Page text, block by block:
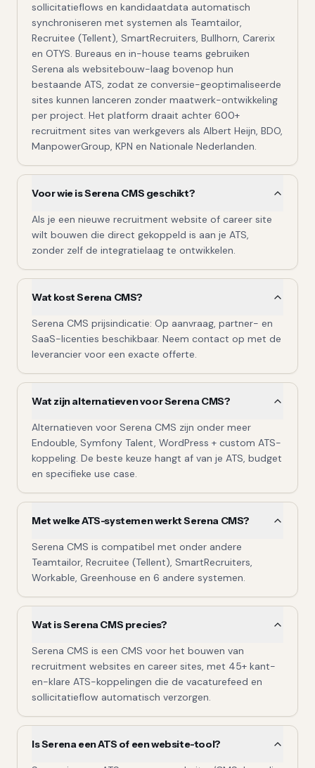
sollicitatieflows en kandidaatdata automatisch
synchroniseren met systemen als Teamtailor,
Recruitee (Tellent), SmartRecruiters, Bullhorn, Carerix
en OTYS. Bureaus en in-house teams gebruiken
Serena als websitebouw-laag bovenop hun
bestaande ATS, zodat ze conversie-geoptimaliseerde
sites kunnen lanceren zonder maatwerk-ontwikkeling
per project. Het platform draait achter 600+
recruitment sites van werkgevers als Albert Heijn, BDO,
ManpowerGroup, KPN en Nationale Nederlanden.
Voor wie is Serena CMS geschikt?
Als je een nieuwe recruitment website of career site
wilt bouwen die direct gekoppeld is aan je ATS,
zonder zelf de integratielaag te ontwikkelen.
Wat kost Serena CMS?
Serena CMS prijsindicatie: Op aanvraag, partner- en
SaaS-licenties beschikbaar. Neem contact op met de
leverancier voor een exacte offerte.
Wat zijn alternatieven voor Serena CMS?
Alternatieven voor Serena CMS zijn onder meer
Endouble, Symfony Talent, WordPress + custom ATS-
koppeling. De beste keuze hangt af van je ATS, budget
en specifieke use case.
Met welke ATS-systemen werkt Serena CMS?
Serena CMS is compatibel met onder andere
Teamtailor, Recruitee (Tellent), SmartRecruiters,
Workable, Greenhouse en 6 andere systemen.
Wat is Serena CMS precies?
Serena CMS is een CMS voor het bouwen van
recruitment websites en career sites, met 45+ kant-
en-klare ATS-koppelingen die de vacaturefeed en
sollicitatieflow automatisch verzorgen.
Is Serena een ATS of een website-tool?